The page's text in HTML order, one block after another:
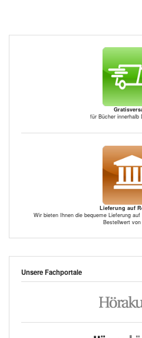
für Bücher innerhalb
Lieferung auf
Wir bieten Ihnen die bequeme Lieferung
Bestellwert
Unsere Fachportale